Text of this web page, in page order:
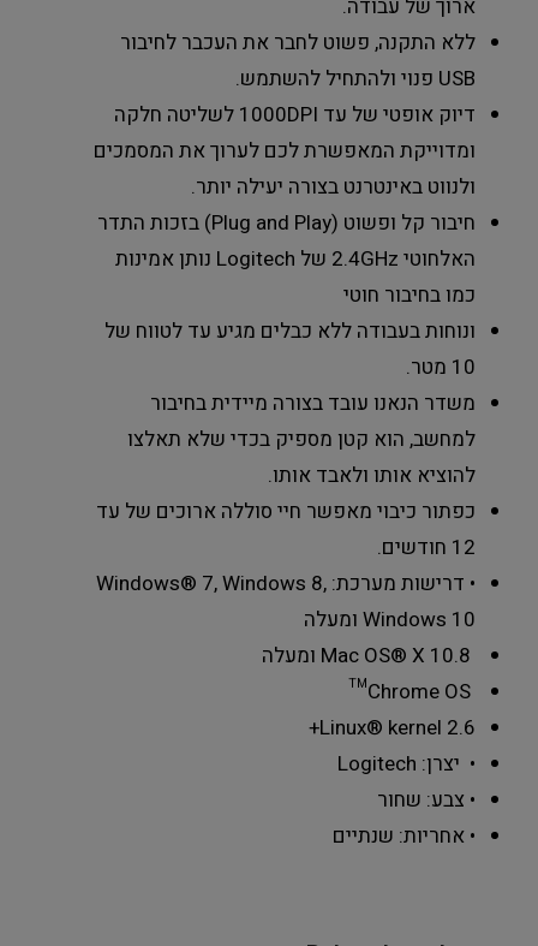
ארוך של עבודה.
ללא התקנה, פשוט לחבר את העכבר לחיבור
USB פנוי ולהתחיל להשתמש.
דיוק אופטי של עד 1000DPI לשליטה חלקה
ומדוייקת המאפשרת לכם לערוך את המסמכים
ולנווט באינטרנט בצורה יעילה יותר.
חיבור קל ופשוט (Plug and Play) בזכות התדר
האלחוטי 2.4GHz של Logitech נותן אמינות
כמו בחיבור חוטי
ונוחות בעבודה ללא כבלים מגיע עד לטווח של
10 מטר.
משדר הנאנו עובד בצורה מיידית בחיבור
למחשב, הוא קטן מספיק בכדי שלא תאלצו
להוציא אותו ולאבד אותו.
כפתור כיבוי מאפשר חיי סוללה ארוכים של עד
12 חודשים.
• דרישות מערכת: Windows® 7, Windows 8,
Windows 10 ומעלה
Chrome OS™
Linux® kernel 2.6+
• יצרן: Logitech
• צבע: שחור
• אחריות: שנתיים